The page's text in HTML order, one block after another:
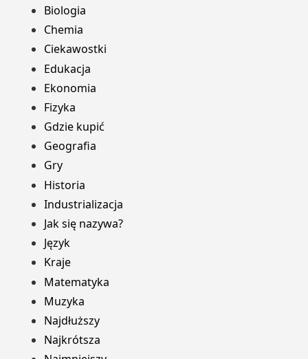
Biologia
Chemia
Ciekawostki
Edukacja
Ekonomia
Fizyka
Gdzie kupić
Geografia
Gry
Historia
Industrializacja
Jak się nazywa?
Język
Kraje
Matematyka
Muzyka
Najdłuższy
Najkrótsza